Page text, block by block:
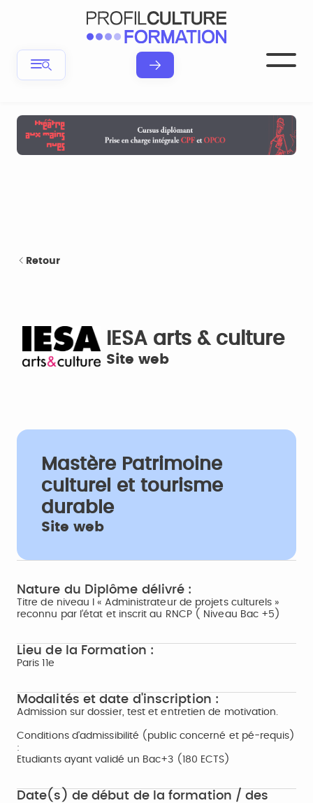
Retour
IESA arts & culture
Site web
Mastère Patrimoine
culturel et tourisme
durable
Site web
Nature du Diplôme délivré :
Titre de niveau I « Administrateur de projets culturels »
reconnu par l’état et inscrit au RNCP ( Niveau Bac +5)
Lieu de la Formation :
Paris 11e
Modalités et date d'inscription :
Admission sur dossier, test et entretien de motivation.
Conditions d'admissibilité (public concerné et pé-requis)
:
Etudiants ayant validé un Bac+3 (180 ECTS)
Date(s) de début de la formation / des